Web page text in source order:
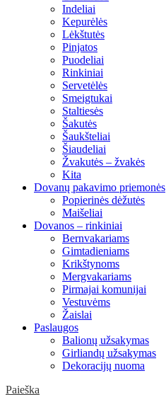
Indeliai
Kepurėlės
Lėkštutės
Pinjatos
Puodeliai
Rinkiniai
Servetėlės
Smeigtukai
Staltiesės
Šakutės
Šaukšteliai
Šiaudeliai
Žvakutės – žvakės
Kita
Dovanų pakavimo priemonės
Popierinės dėžutės
Maišeliai
Dovanos – rinkiniai
Bernvakariams
Gimtadieniams
Krikštynoms
Mergvakariams
Pirmajai komunijai
Vestuvėms
Žaislai
Paslaugos
Balionų užsakymas
Girliandų užsakymas
Dekoracijų nuoma
Paieška